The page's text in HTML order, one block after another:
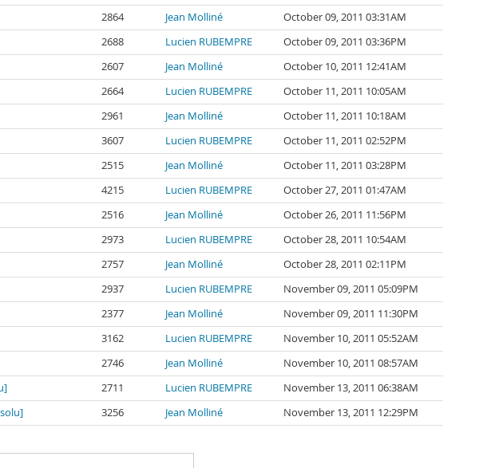
2864 Jean Molliné
October 09, 2011 03:31AM
2688 Lucien RUBEMPRE
October 09, 2011 03:36PM
2607 Jean Molliné
October 10, 2011 12:41AM
2664 Lucien RUBEMPRE
October 11, 2011 10:05AM
2961 Jean Molliné
October 11, 2011 10:18AM
3607 Lucien RUBEMPRE
October 11, 2011 02:52PM
2515 Jean Molliné
October 11, 2011 03:28PM
4215 Lucien RUBEMPRE
October 27, 2011 01:47AM
2516 Jean Molliné
October 26, 2011 11:56PM
2973 Lucien RUBEMPRE
October 28, 2011 10:54AM
2757 Jean Molliné
October 28, 2011 02:11PM
2937 Lucien RUBEMPRE
November 09, 2011 05:09PM
2377 Jean Molliné
November 09, 2011 11:30PM
3162 Lucien RUBEMPRE
November 10, 2011 05:52AM
2746 Jean Molliné
November 10, 2011 08:57AM
2711 Lucien RUBEMPRE
November 13, 2011 06:38AM
3256 Jean Molliné November 13, 2011 12:29PM